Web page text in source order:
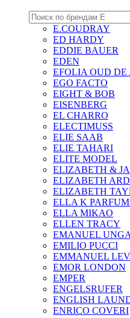
E.COUDRAY
ED HARDY
EDDIE BAUER
EDEN
EFOLIA OUD DE
EGO FACTO
EIGHT & BOB
EISENBERG
EL CHARRO
ELECTIMUSS
ELIE SAAB
ELIE TAHARI
ELITE MODEL
ELIZABETH &
ELIZABETH
ELIZABETH
ELLA K
ELLA MIKAO
ELLEN TRACY
EMANUEL
EMILIO PUCCI
EMMANUEL
EMOR LONDON
EMPER
ENGELSRUFER
ENGLISH
ENRICO COVERI